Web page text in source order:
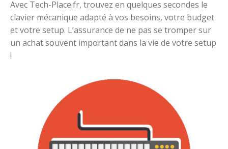
Avec Tech-Place.fr, trouvez en quelques secondes le
clavier mécanique adapté à vos besoins, votre budget
et votre setup. L’assurance de ne pas se tromper sur
un achat souvent important dans la vie de votre setup
!